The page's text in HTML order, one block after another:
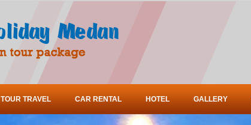
TOUR TRAVEL CAR RENTAL HOTEL GALLERY